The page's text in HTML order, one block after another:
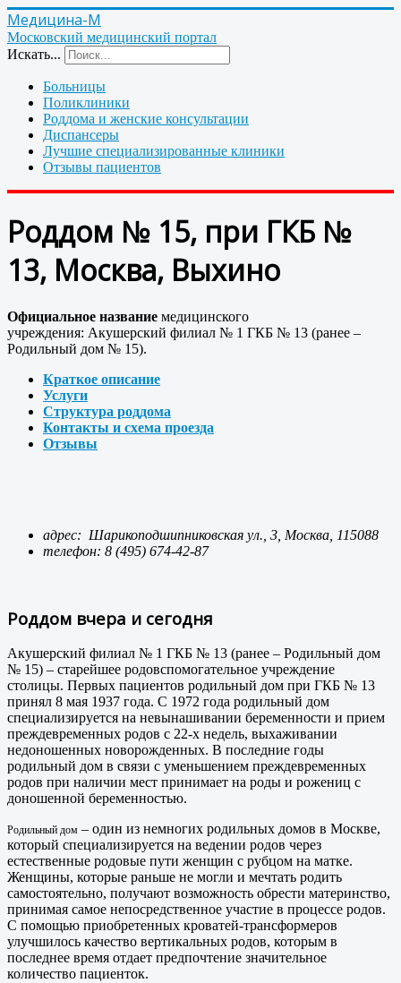
Медицина-М
Московский медицинский портал
Искать...
Больницы
Поликлиники
Роддома и женские консультации
Диспансеры
Лучшие специализированные клиники
Отзывы пациентов
Роддом № 15, при ГКБ №
13, Москва, Выхино
Официальное название медицинского
учреждения: Акушерский филиал № 1 ГКБ № 13 (ранее –
Родильный дом № 15).
Краткое описание
Услуги
Структура роддома
Контакты и схема проезда
Отзывы
адрес: Шарикоподшипниковская ул., 3, Москва, 115088
телефон: 8 (495) 674-42-87
Роддом вчера и сегодня
Акушерский филиал № 1 ГКБ № 13 (ранее – Родильный дом
№ 15) – старейшее родовспомогательное учреждение
столицы. Первых пациентов родильный дом при ГКБ № 13
принял 8 мая 1937 года. С 1972 года родильный дом
специализируется на невынашивании беременности и прием
преждевременных родов с 22-х недель, выхаживании
недоношенных новорожденных. В последние годы
родильный дом в связи с уменьшением преждевременных
родов при наличии мест принимает на роды и рожениц с
доношенной беременностью.
Родильный дом – один из немногих родильных домов в Москве,
который специализируется на ведении родов через
естественные родовые пути женщин с рубцом на матке.
Женщины, которые раньше не могли и мечтать родить
самостоятельно, получают возможность обрести материнство,
принимая самое непосредственное участие в процессе родов.
С помощью приобретенных кроватей-трансформеров
улучшилось качество вертикальных родов, которым в
последнее время отдает предпочтение значительное
количество пациенток.